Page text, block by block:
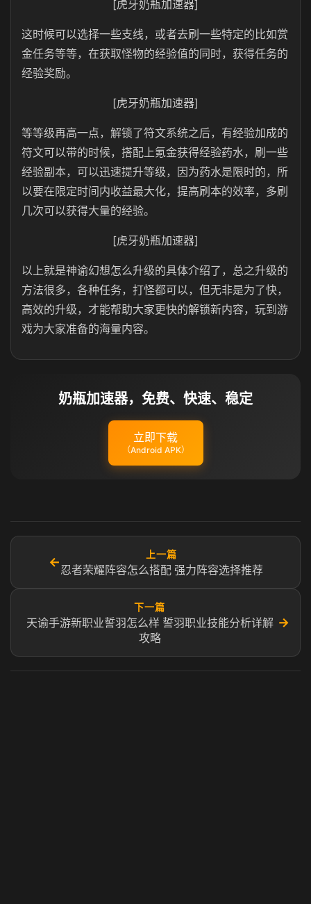
[虎牙奶瓶加速器]
这时候可以选择一些支线，或者去刷一些特定的比如赏
金任务等等，在获取怪物的经验值的同时，获得任务的
经验奖励。
[虎牙奶瓶加速器]
等等级再高一点，解锁了符文系统之后，有经验加成的
符文可以带的时候，搭配上氪金获得经验药水，刷一些
经验副本，可以迅速提升等级，因为药水是限时的，所
以要在限定时间内收益最大化，提高刷本的效率，多刷
几次可以获得大量的经验。
[虎牙奶瓶加速器]
以上就是神谕幻想怎么升级的具体介绍了，总之升级的
方法很多，各种任务，打怪都可以，但无非是为了快，
高效的升级，才能帮助大家更快的解锁新内容，玩到游
戏为大家准备的海量内容。
奶瓶加速器，免费、快速、稳定
立即下载
（Android APK）
←
上一篇
忍者荣耀阵容怎么搭配 强力阵容选择推荐
下一篇
天谕手游新职业誓羽怎么样 誓羽职业技能分析详解
攻略
→